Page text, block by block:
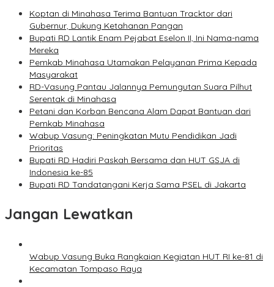
Koptan di Minahasa Terima Bantuan Tracktor dari
Gubernur, Dukung Ketahanan Pangan
Bupati RD Lantik Enam Pejabat Eselon II, Ini Nama-nama
Mereka
Pemkab Minahasa Utamakan Pelayanan Prima Kepada
Masyarakat
RD-Vasung Pantau Jalannya Pemungutan Suara Pilhut
Serentak di Minahasa
Petani dan Korban Bencana Alam Dapat Bantuan dari
Pemkab Minahasa
Wabup Vasung: Peningkatan Mutu Pendidikan Jadi
Prioritas
Bupati RD Hadiri Paskah Bersama dan HUT GSJA di
Indonesia ke-85
Bupati RD Tandatangani Kerja Sama PSEL di Jakarta
Jangan Lewatkan
Wabup Vasung Buka Rangkaian Kegiatan HUT RI ke-81 di
Kecamatan Tompaso Raya